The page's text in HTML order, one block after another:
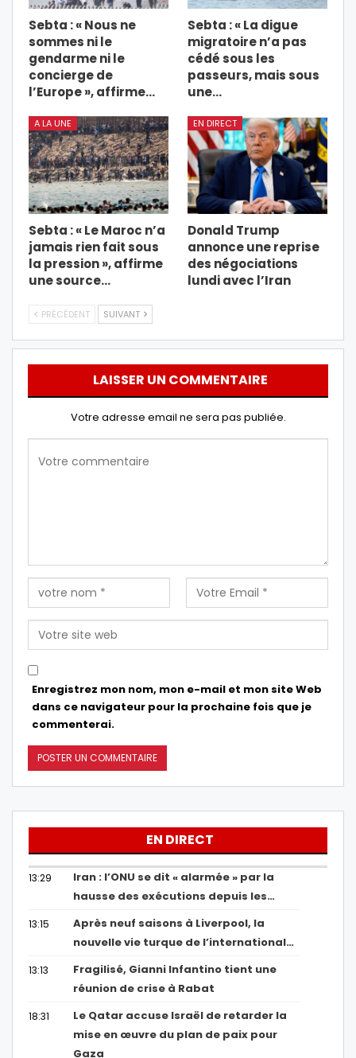
Sebta : « Nous ne
sommes ni le
gendarme ni le
concierge de
l’Europe », affirme…
Sebta : « La digue
migratoire n’a pas
cédé sous les
passeurs, mais sous
une…
A LA UNE
Sebta : « Le Maroc n’a
jamais rien fait sous
la pression », affirme
une source…
EN DIRECT
Donald Trump
annonce une reprise
des négociations
lundi avec l’Iran
PRÉCÉDENT SUIVANT
LAISSER UN COMMENTAIRE
Votre adresse email ne sera pas publiée.
Enregistrez mon nom, mon e-mail et mon site Web
dans ce navigateur pour la prochaine fois que je
commenterai.
EN DIRECT
13:29
Iran : l’ONU se dit « alarmée » par la
hausse des exécutions depuis les…
13:15
Après neuf saisons à Liverpool, la
nouvelle vie turque de l’international…
13:13
Fragilisé, Gianni Infantino tient une
réunion de crise à Rabat
18:31
Le Qatar accuse Israël de retarder la
mise en œuvre du plan de paix pour
Gaza